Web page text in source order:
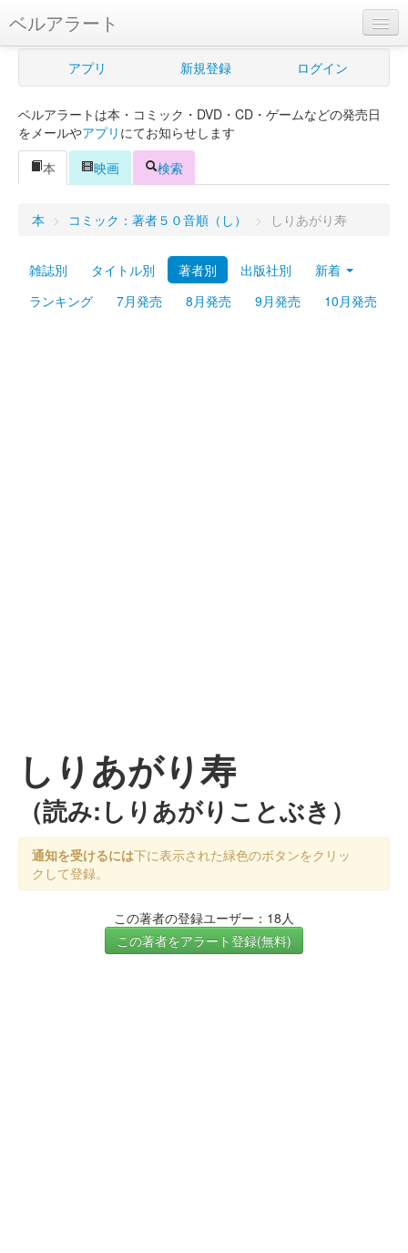
ベルアラート
ベルアラートとは
新規登録
ログイン
Myシェルフ
プレミアム
アプリ 新規登録 ログイン
ベルアラートは本・コミック・DVD・CD・ゲームなどの発売日
をメールやアプリ にてお知らせします
本
映画 検索
本 > コミック：著者５０音順（し） > しりあがり寿
雑誌別 タイトル別 著者別 出版社別
新着
ランキング
7月発売 8月発売 9月発売 10月発売
しりあがり寿
（読み:しりあがりことぶき）
通知を受けるには下に表示された緑色のボタンをクリッ
クして登録。
この著者の登録ユーザー：18人
この著者をアラート登録(無料)